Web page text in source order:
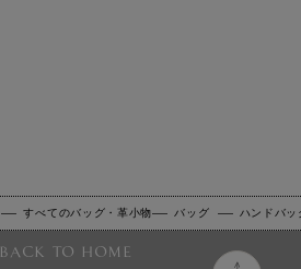
すべてのバッグ・革小物 バッグ ハンドバッ
BACK TO HOME